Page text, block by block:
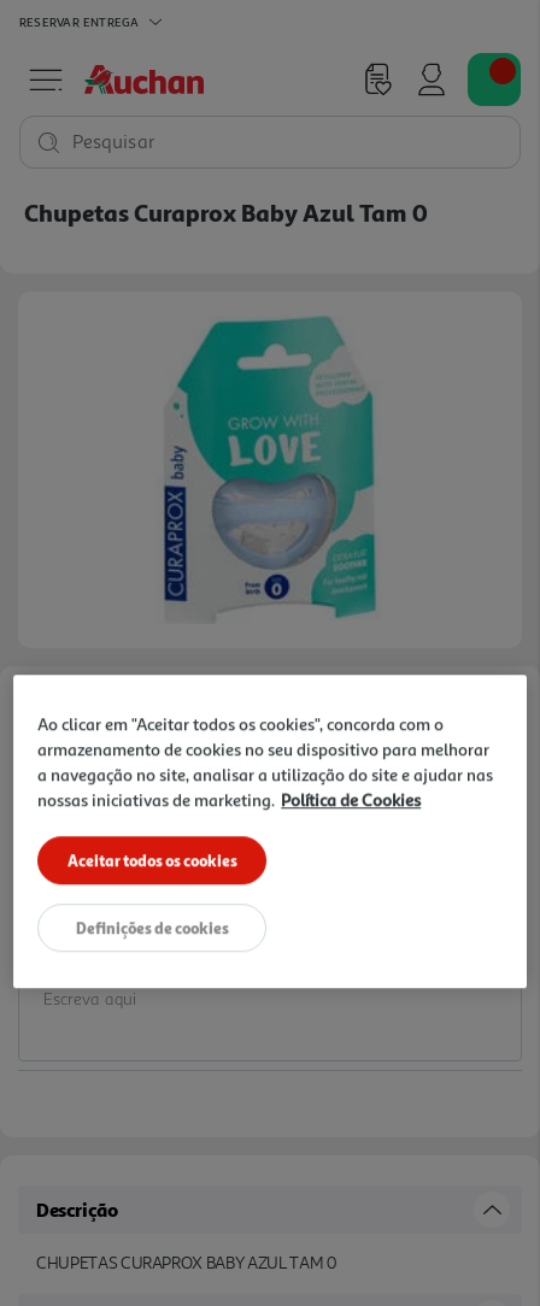
RESERVAR ENTREGA
Pesquisar
Chupetas Curaprox Baby Azul Tam 0
12.84 €/un
12,84 €
Notas de preparação
Descrição
CHUPETAS CURAPROX BABY AZUL TAM 0
Ao clicar em "Aceitar todos os cookies", concorda com o
armazenamento de cookies no seu dispositivo para melhorar
a navegação no site, analisar a utilização do site e ajudar nas
nossas iniciativas de marketing. Política de Cookies
Aceitar todos os cookies
Definições de cookies